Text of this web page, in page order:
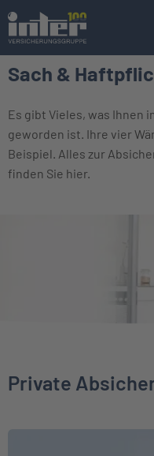
Sach &
Es gibt Vieles, was Ihnen
geworden ist. Ihre vier
Beispiel. Alles zur
finden Sie hier.
Private